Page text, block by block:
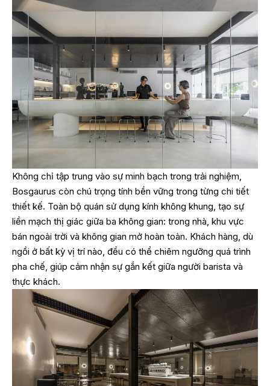
Không chỉ tập trung vào sự minh bạch trong trải nghiệm,
Bosgaurus còn chú trọng tính bền vững trong từng chi tiết
thiết kế. Toàn bộ quán sử dụng kính không khung, tạo sự
liền mạch thị giác giữa ba không gian: trong nhà, khu vực
bán ngoài trời và không gian mở hoàn toàn. Khách hàng, dù
ngồi ở bất kỳ vị trí nào, đều có thể chiêm ngưỡng quá trình
pha chế, giúp cảm nhận sự gắn kết giữa người barista và
thực khách.